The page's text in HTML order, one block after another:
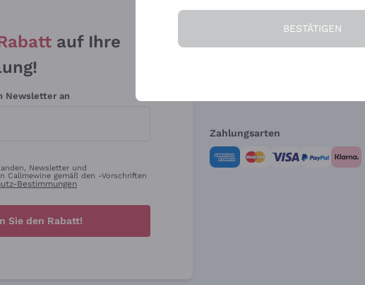
auf Ihre
Newsletter an
Newsletter und
Callmewine gemäß den -Vorschriften
Bestimmungen
Sie den Rabatt!
Die Firma
Zahlungsarten
BESTÄTIGEN